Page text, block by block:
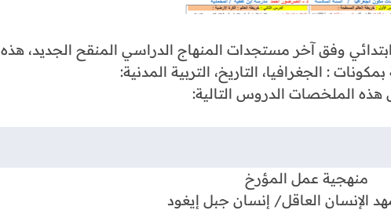
وفق آخر مستجدات المنهاج الدراسي المنقح الجديد، هذه
: الجغرافيا، التاريخ، التربية المدنية:
الملخصات الدروس التالية:
منهجية عمل المؤرخ
الإنسان العاقل/ إنسان جبل إيغود